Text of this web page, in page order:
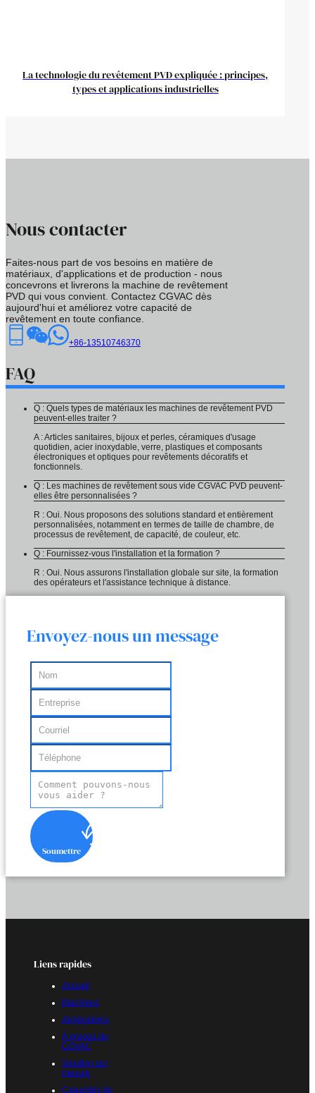
La technologie du revêtement PVD expliquée : principes,
types et applications industrielles
Nous contacter
Faites-nous part de vos besoins en matière de
matériaux, d'applications et de production - nous
concevrons et livrerons la machine de revêtement
PVD qui vous convient. Contactez CGVAC dès
aujourd'hui et améliorez votre capacité de
revêtement en toute confiance.
+86-13510746370
FAQ
Q : Quels types de matériaux les machines de revêtement PVD
peuvent-elles traiter ?
A : Articles sanitaires, bijoux et perles, céramiques d'usage
quotidien, acier inoxydable, verre, plastiques et composants
électroniques et optiques pour revêtements décoratifs et
fonctionnels.
Q : Les machines de revêtement sous vide CGVAC PVD peuvent-
elles être personnalisées ?
R : Oui. Nous proposons des solutions standard et entièrement
personnalisées, notamment en termes de taille de chambre, de
processus de revêtement, de capacité, de couleur, etc.
Q : Fournissez-vous l'installation et la formation ?
R : Oui. Nous assurons l'installation globale sur site, la formation
des opérateurs et l'assistance technique à distance.
Envoyez-nous un message
Soumettre
Liens rapides
Accueil
Machines
Applications
À propos du
CGVAC
Solution sur
mesure
Capacités de